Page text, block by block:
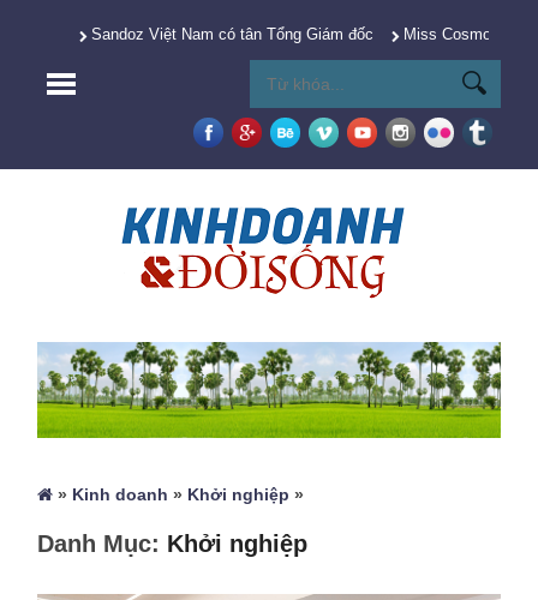
Sandoz Việt Nam có tân Tổng Giám đốc Miss Cosmo 2025
» Kinh doanh » Khởi nghiệp »
Danh Mục: Khởi nghiệp